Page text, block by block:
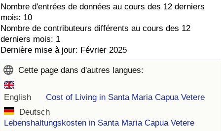
Nombre d'entrées de données au cours des 12 derniers
mois: 10
Nombre de contributeurs différents au cours des 12
derniers mois: 1
Dernière mise à jour: Février 2025
Cette page dans d'autres langues:
English
Cost of Living in Santa Maria Capua Vetere
Deutsch
Lebenshaltungskosten in Santa Maria Capua Vetere